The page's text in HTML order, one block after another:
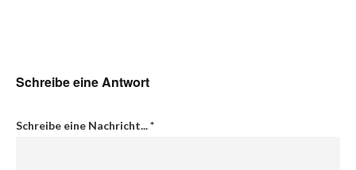
Schreibe eine Antwort
Schreibe eine Nachricht...*